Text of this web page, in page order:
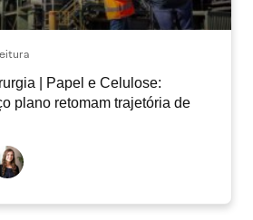
| Papel e Celulose:
plano retomam trajetória de